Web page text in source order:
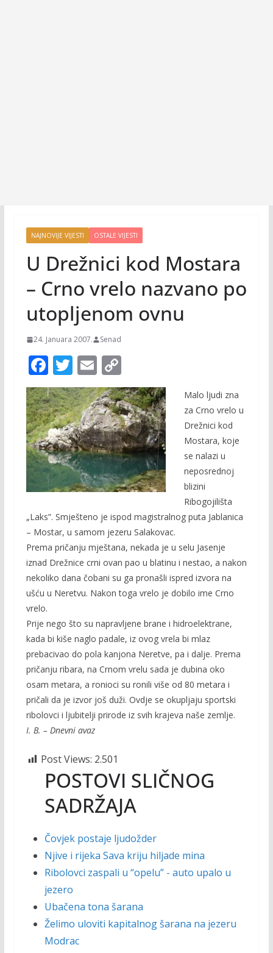
NAJNOVIJE VIJESTI OSTALE VIJESTI
U Drežnici kod Mostara
– Crno vrelo nazvano po
utopljenom ovnu
24. Januara 2007. Senad
F
ac
e
b
o
o
k
T
w
itt
er
E
m
ai
l
C
o
p
y
Li
n
k
Malo ljudi zna
za Crno vrelo u
Drežnici kod
Mostara, koje
se nalazi u
neposrednoj
blizini
Ribogojilišta
„Laks”. Smješteno je ispod magistralnog puta Jablanica
– Mostar, u samom jezeru Salakovac.
Prema pričanju mještana, nekada je u selu Jasenje
iznad Drežnice crni ovan pao u blatinu i nestao, a nakon
nekoliko dana čobani su ga pronašli ispred izvora na
ušću u Neretvu. Nakon toga vrelo je dobilo ime Crno
vrelo.
Prije nego što su napravljene brane i hidroelektrane,
kada bi kiše naglo padale, iz ovog vrela bi mlaz
prebacivao do pola kanjona Neretve, pa i dalje. Prema
pričanju ribara, na Crnom vrelu sada je dubina oko
osam metara, a ronioci su ronili više od 80 metara i
pričali da je izvor još duži. Ovdje se okupljaju sportski
ribolovci i ljubitelji prirode iz svih krajeva naše zemlje.
I. B. – Dnevni avaz
Post Views: 2.501
POSTOVI SLIČNOG
SADRŽAJA
Čovjek postaje ljudožder
Njive i rijeka Sava kriju hiljade mina
Ribolovci zaspali u “opelu” - auto upalo u
jezero
Ubačena tona šarana
Želimo uloviti kapitalnog šarana na jezeru
Modrac